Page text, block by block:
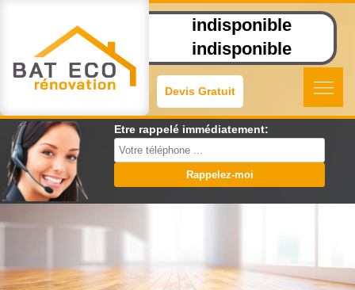
indisponible
indisponible
Devis Gratuit
Etre rappelé immédiatement: